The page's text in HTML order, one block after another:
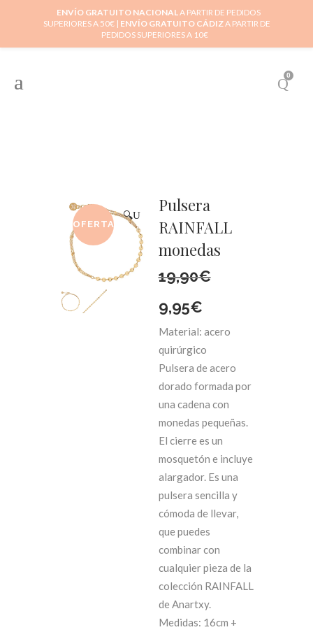
0
OFERTA
🔍
Pulsera
RAINFALL
monedas
19,90€
El
precio
original
era:
19,90€.
9,95€El
precio
actual
es:
9,95€.
Material: acero
quirúrgico
Pulsera de acero
dorado formada por
una cadena con
monedas pequeñas.
El cierre es un
mosquetón e incluye
alargador. Es una
pulsera sencilla y
cómoda de llevar,
que puedes
combinar con
cualquier pieza de la
colección RAINFALL
de Anartxy.
Medidas: 16cm +
ENVÍO GRATUITO NACIONALA PARTIR DE PEDIDOS
SUPERIORES A 50€ | ENVÍO GRATUITO CÁDIZA PARTIR DE
PEDIDOS SUPERIORES A 10€